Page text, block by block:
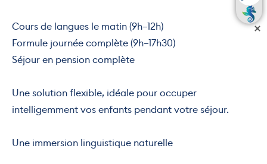
Cours de langues le matin (9h–12h)
Formule journée complète (9h–17h30)
Séjour en pension complète
Une solution flexible, idéale pour occuper
intelligemment vos enfants pendant votre séjour.
Une immersion linguistique naturelle